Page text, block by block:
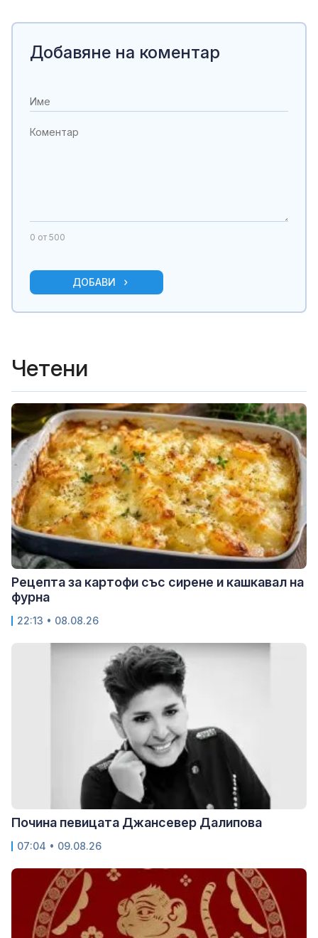
Добавяне на коментар
0 от 500
ДОБАВИ
Четени
Рецепта за картофи със сирене и кашкавал на
фурна
22:13 • 08.08.26
Почина певицата Джансевер Далипова
07:04 • 09.08.26